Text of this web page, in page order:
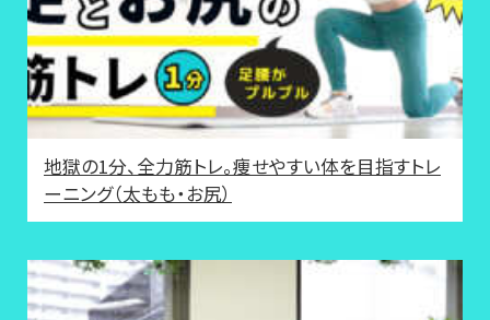
地獄の1分、全力筋トレ。痩せやすい体を目指すトレ
ーニング（太もも・お尻）